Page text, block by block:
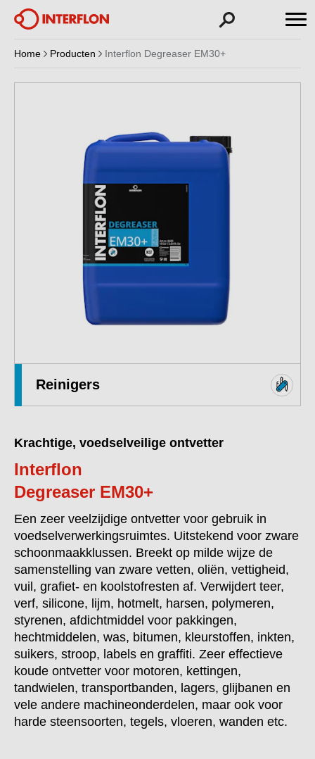
Home Producten Interflon Degreaser EM30+
Reinigers
Krachtige, voedselveilige ontvetter
Interflon
Degreaser EM30+
Een zeer veelzijdige ontvetter voor gebruik in
voedselverwerkingsruimtes. Uitstekend voor zware
schoonmaakklussen. Breekt op milde wijze de
samenstelling van zware vetten, oliën, vettigheid,
vuil, grafiet- en koolstofresten af. Verwijdert teer,
verf, silicone, lijm, hotmelt, harsen, polymeren,
styrenen, afdichtmiddel voor pakkingen,
hechtmiddelen, was, bitumen, kleurstoffen, inkten,
suikers, stroop, labels en graffiti. Zeer effectieve
koude ontvetter voor motoren, kettingen,
tandwielen, transportbanden, lagers, glijbanen en
vele andere machineonderdelen, maar ook voor
harde steensoorten, tegels, vloeren, wanden etc.